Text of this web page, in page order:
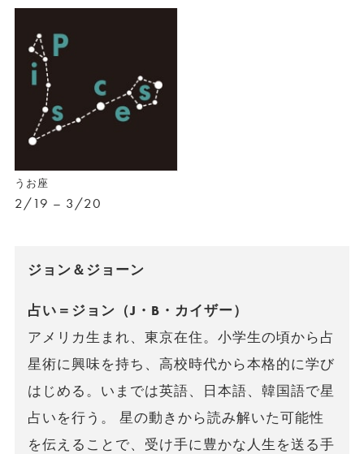
うお座
2/19 – 3/20
ジョン＆ジョーン
占い＝ジョン（J・B・カイザー）
アメリカ生まれ、東京在住。小学生の頃から占
星術に興味を持ち、高校時代から本格的に学び
はじめる。いまでは英語、日本語、韓国語で星
占いを行う。 星の動きから読み解いた可能性
を伝えることで、受け手に豊かな人生を送る手